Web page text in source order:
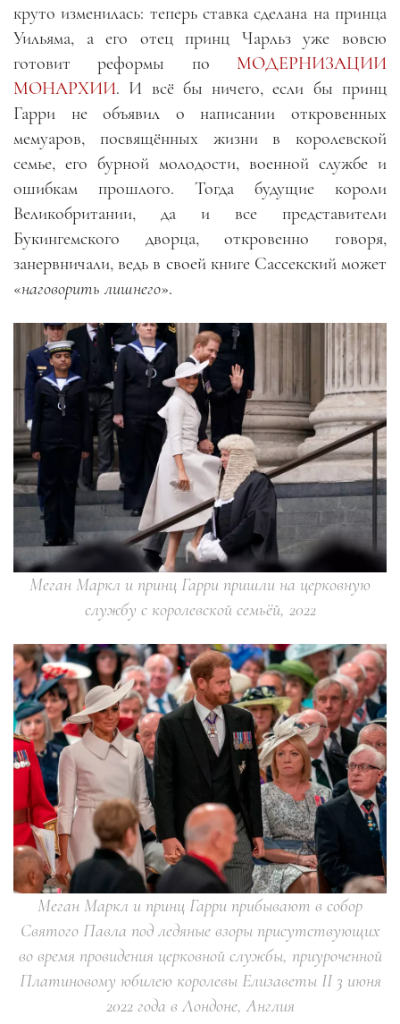
круто изменилась: теперь ставка сделана на принца
Уильяма, а его отец принц Чарльз уже вовсю
готовит реформы по МОДЕРНИЗАЦИИ
МОНАРХИИ. И всё бы ничего, если бы принц
Гарри не объявил о написании откровенных
мемуаров, посвящённых жизни в королевской
семье, его бурной молодости, военной службе и
ошибкам прошлого. Тогда будущие короли
Великобритании, да и все представители
Букингемского дворца, откровенно говоря,
занервничали, ведь в своей книге Сассекский может
«наговорить лишнего».
Меган Маркл и принц Гарри пришли на церковную
службу с королевской семьёй, 2022
Меган Маркл и принц Гарри прибывают в собор
Святого Павла под ледяные взоры присутствующих
во время провидения церковной службы, приуроченной
Платиновому юбилею королевы Елизаветы II 3 июня
2022 года в Лондоне, Англия